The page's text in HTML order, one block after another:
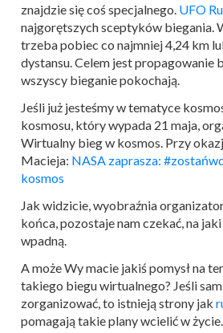
znajdzie się coś specjalnego. UFO
najgorętszych sceptyków biegania.
trzeba pobiec co najmniej 4,24 km
dystansu. Celem jest propagowanie
wszyscy bieganie pokochają.
Jeśli już jesteśmy w tematyce
kosmosu, który wypada 21 maja,
Wirtualny bieg w kosmos. Przy
Macieja: NASA zaprasza:
kosmos
Jak widzicie, wyobraźnia
końca, pozostaje nam czekać, na
wpadną.
A może Wy macie jakiś pomysł na
takiego biegu wirtualnego? Jeśli
zorganizować, to istnieją strony jak
pomagają takie plany wcielić w życie.